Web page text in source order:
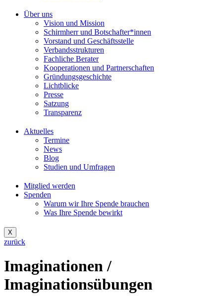
Über uns
Vision und Mission
Schirmherr und Botschafter*innen
Vorstand und Geschäftsstelle
Verbandsstrukturen
Fachliche Berater
Kooperationen und Partnerschaften
Gründungsgeschichte
Lichtblicke
Presse
Satzung
Transparenz
Aktuelles
Termine
News
Blog
Studien und Umfragen
Mitglied werden
Spenden
Warum wir Ihre Spende brauchen
Was Ihre Spende bewirkt
X
zurück
Imaginationen /
Imaginationsübungen